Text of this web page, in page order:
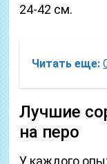
24-42 см.
Читать еще:
Лучшие
на перо
У каждого